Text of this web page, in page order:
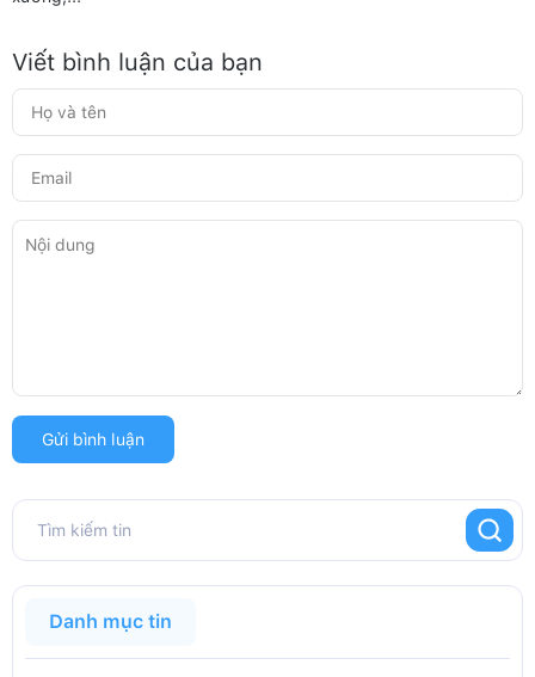
Viết bình luận của bạn
Gửi bình luận
Danh mục tin